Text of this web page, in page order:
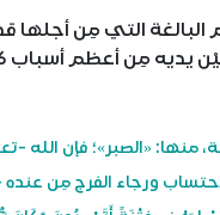
التي مِن أجلها
بيْن يديه مِن أعظم
منها: «الصبر»؛ فإن الله
ورجاء الفرج مِن